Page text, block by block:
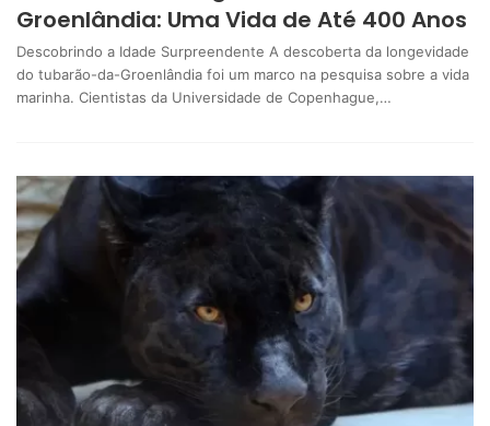
Groenlândia: Uma Vida de Até 400 Anos
Descobrindo a Idade Surpreendente A descoberta da longevidade
do tubarão-da-Groenlândia foi um marco na pesquisa sobre a vida
marinha. Cientistas da Universidade de Copenhague,…